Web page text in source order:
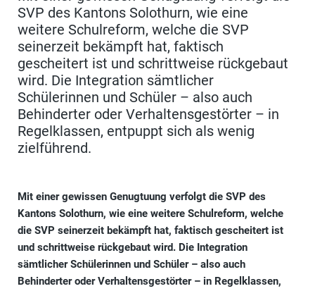
SVP des Kantons Solothurn, wie eine
weitere Schulreform, welche die SVP
seinerzeit bekämpft hat, faktisch
gescheitert ist und schrittweise rückgebaut
wird. Die Integration sämtlicher
Schülerinnen und Schüler – also auch
Behinderter oder Verhaltensgestörter – in
Regelklassen, entpuppt sich als wenig
zielführend.
Mit einer gewissen Genugtuung verfolgt die SVP des
Kantons Solothurn, wie eine weitere Schulreform, welche
die SVP seinerzeit bekämpft hat, faktisch gescheitert ist
und schrittweise rückgebaut wird. Die Integration
sämtlicher Schülerinnen und Schüler – also auch
Behinderter oder Verhaltensgestörter – in Regelklassen,